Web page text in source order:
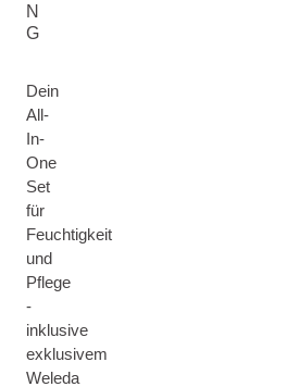
N
G
Dein
All-
In-
One
Set
für
Feuchtigkeit
und
Pflege
-
inklusive
exklusivem
Weleda